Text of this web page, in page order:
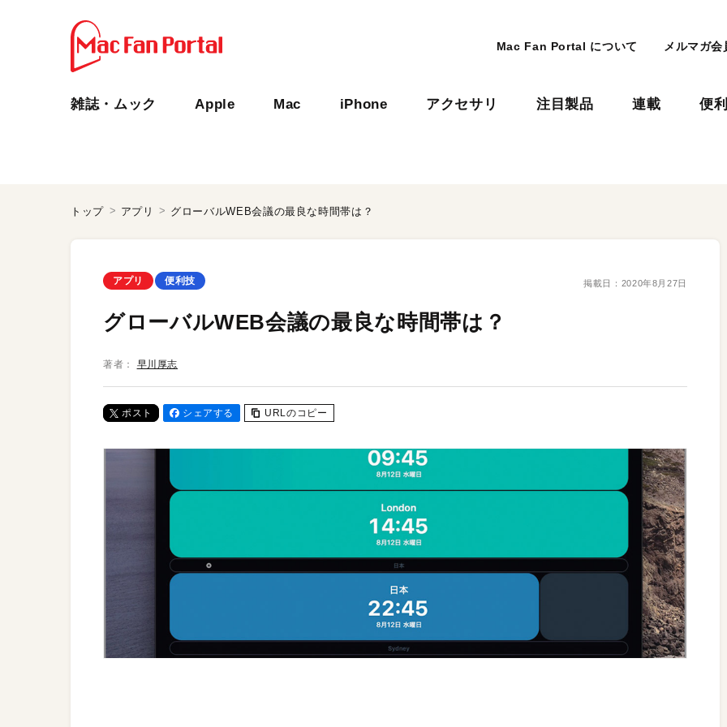
Mac Fan Portal について メルマガ会
雑誌・ムック Apple Mac iPhone アクセサリ 注目製品 連載 便
トップ アプリ グローバルWEB会議の最良な時間帯は？
アプリ 便利技 掲載日： 2020年8月27日
グローバルWEB会議の最良な時間帯は？
著者： 早川厚志
ポスト シェアする URLのコピー